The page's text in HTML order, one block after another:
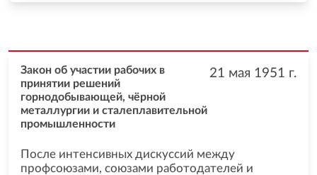
21 мая 1951 г.
Закон об участии рабочих в
принятии решений
горнодобывающей, чёрной
металлургии и сталеплавительной
промышленности
После интенсивных дискуссий между
профсоюзами, союзами работодателей и